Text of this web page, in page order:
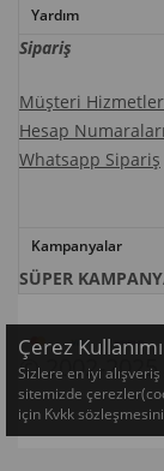
Yardım
Sipariş
Müşteri
Hesap Numaraları
Whatsapp Sipariş
Kampanyalar​​​​
SÜPER
© 2002-2025
Çerez Kullanımı
Sizlere en iyi
sitemizde
için Kvkk